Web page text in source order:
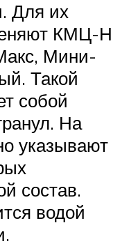
Для их
КМЦ-Н
Мини-
Такой
собой
На
указывают
состав.
водой